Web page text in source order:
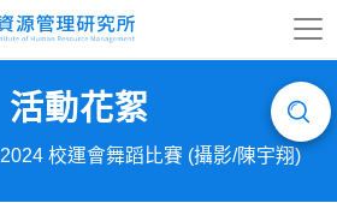
活動花絮
2024 校運會舞蹈比賽 (攝影/陳宇翔)